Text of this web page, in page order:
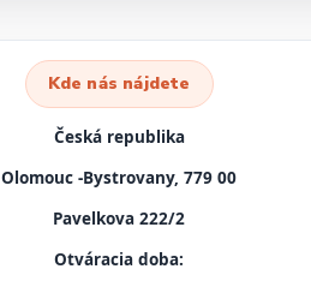
Kde nás nájdete
Česká republika
Olomouc -Bystrovany, 779 00
Pavelkova 222/2
Otváracia doba: